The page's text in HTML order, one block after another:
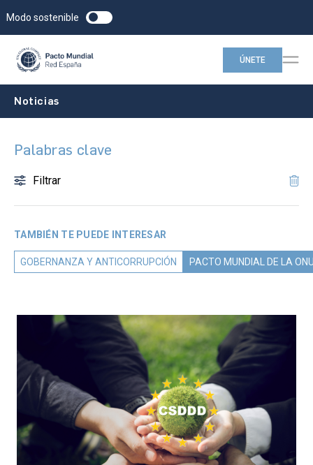
Modo sostenible
ÚNETE
Noticias
Palabras clave
Filtrar
TAMBIÉN TE PUEDE INTERESAR
GOBERNANZA Y ANTICORRUPCIÓN PACTO MUNDIAL DE LA